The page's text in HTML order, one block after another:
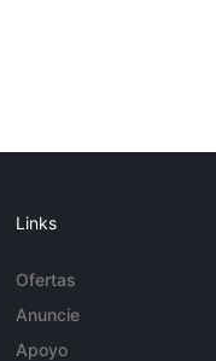
Links
Ofertas
Anuncie
Apoyo